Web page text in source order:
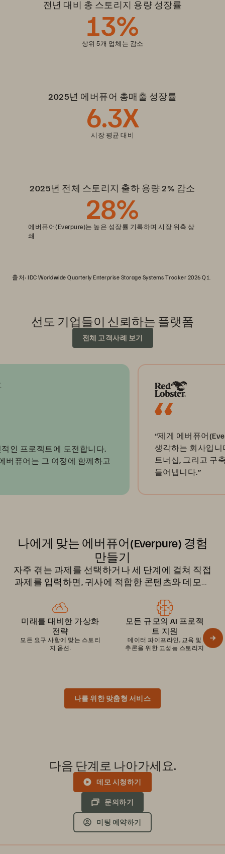
전년 대비 총 스토리지 용량 성장률
13%
상위 5개 업체는 감소
2025년 에버퓨어 총매출 성장률
6.3X
시장 평균 대비
2025년 전체 스토리지 출하 용량 2% 감소
28%
에버퓨어(Everpure)는 높은 성장률 기록하며 시장 위축 상
쇄
출처: IDC Worldwide Quarterly Enterprise Storage Systems Tracker 2026 Q1.
선도 기업들이 신뢰하는 플랫폼
전체 고객사례 보기
젝트에 도전합니다.
는 그 여정에 함께하고
“제게 에버퓨어
생각하는 회사입니다. 그
트너십, 그리고 구축해 온
들어냅니다.”
나에게 맞는 에버퓨어(Everpure) 경험
만들기
자주 겪는 과제를 선택하거나 세 단계에 걸쳐 직접
과제를 입력하면, 귀사에 적합한 콘텐츠와 데모를
미래를 대비한 가상화
전략
모든 요구 사항에 맞는 스토리
지 옵션.
모든 규모의 AI 프로젝
트 지원
데이터 파이프라인, 교육 및
추론을 위한 고성능 스토리지
나를 위한 맞춤형 서비스
다음 단계로 나아가세요.
데모 시청하기
문의하기
미팅 예약하기